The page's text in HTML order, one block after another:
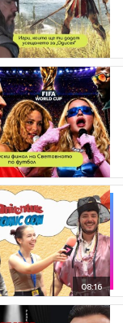
08:16